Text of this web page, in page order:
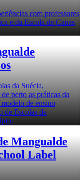
com professores
e da Escola de Canas
da Suécia,
perto as práticas da
de ensino
de Escolas de
Mangualde
Label